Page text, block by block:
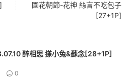
園花朝節-花神 絲言不吃包子
[27+1P]
醉相思 搽小兔&蘇念[28+1P]
0